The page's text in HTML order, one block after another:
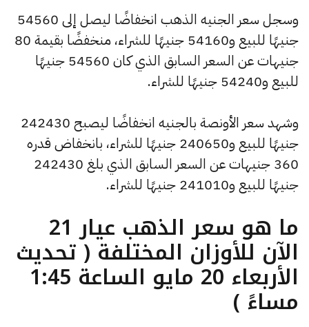
وسجل سعر الجنيه الذهب انخفاضًا ليصل إلى 54560
جنيهًا للبيع و54160 جنيهًا للشراء، منخفضًا بقيمة 80
جنيهات عن السعر السابق الذي كان 54560 جنيهًا
للبيع و54240 جنيهًا للشراء.
وشهد سعر الأونصة بالجنيه انخفاضًا ليصبح 242430
جنيهًا للبيع و240650 جنيهًا للشراء، بانخفاض قدره
360 جنيهات عن السعر السابق الذي بلغ 242430
جنيهًا للبيع و241010 جنيهًا للشراء.
ما هو سعر الذهب عيار 21
الآن للأوزان المختلفة ( تحديث
الأربعاء 20 مايو الساعة 1:45
مساءً )